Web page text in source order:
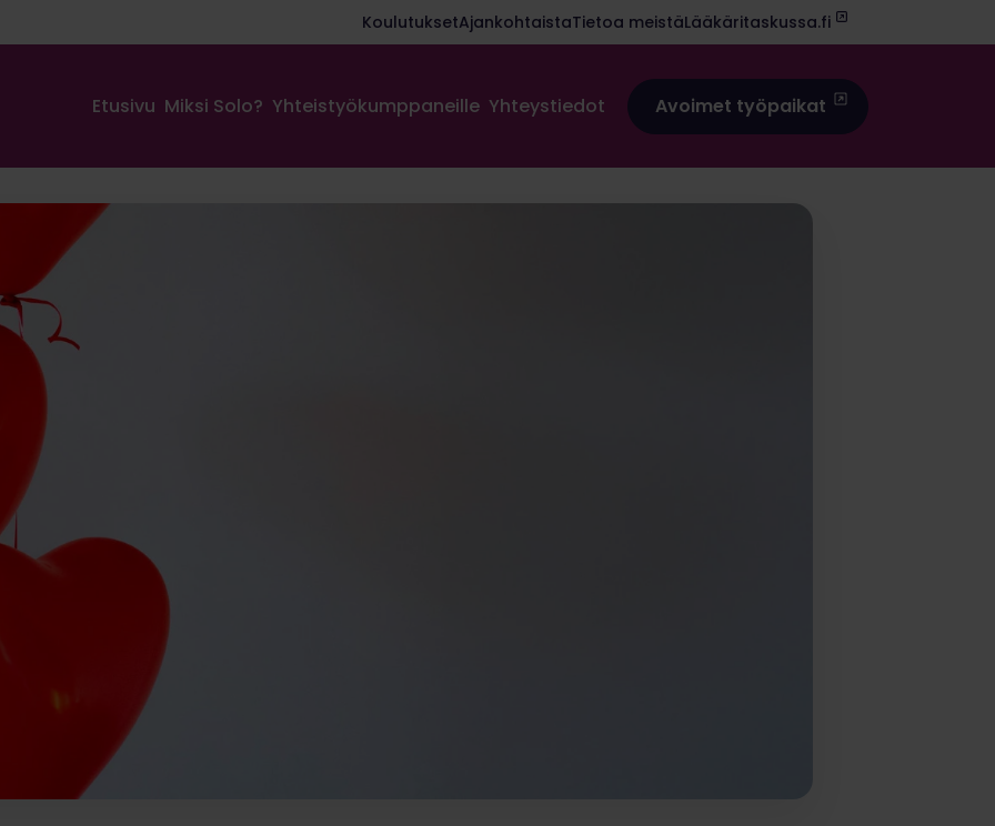
KoulutuksetAjankohtaistaTietoa meistäLääkäritaskussa.fi
Etusivu Miksi Solo? Yhteistyökumppaneille Yhteystiedot Avoimet työpaikat